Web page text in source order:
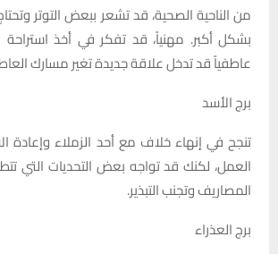
من الناحية الصحية، قد تشعر ببعض التوتر
بشكل أكبر. مهنياً، قد تفكر في أخذ استراحة
عاطفياً قد تدخل علاقة جديدة تغير مسارك
برج الأسد
تنجح في إنهاء خلاف مع أحد الزملاء وإعادة
العمل، لكنك قد تواجه بعض التحديات التي
المصاريف وتجنب التبذير.
برج العذراء